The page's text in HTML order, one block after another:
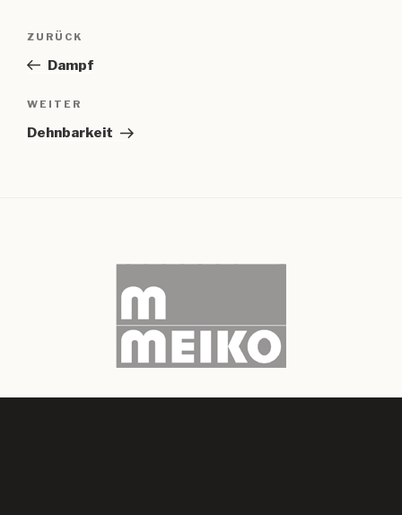
Beitragsnavigation
Vorheriger
Beitrag
ZURÜCK
Dampf
Nächster
Beitrag
WEITER
Dehnbarkeit